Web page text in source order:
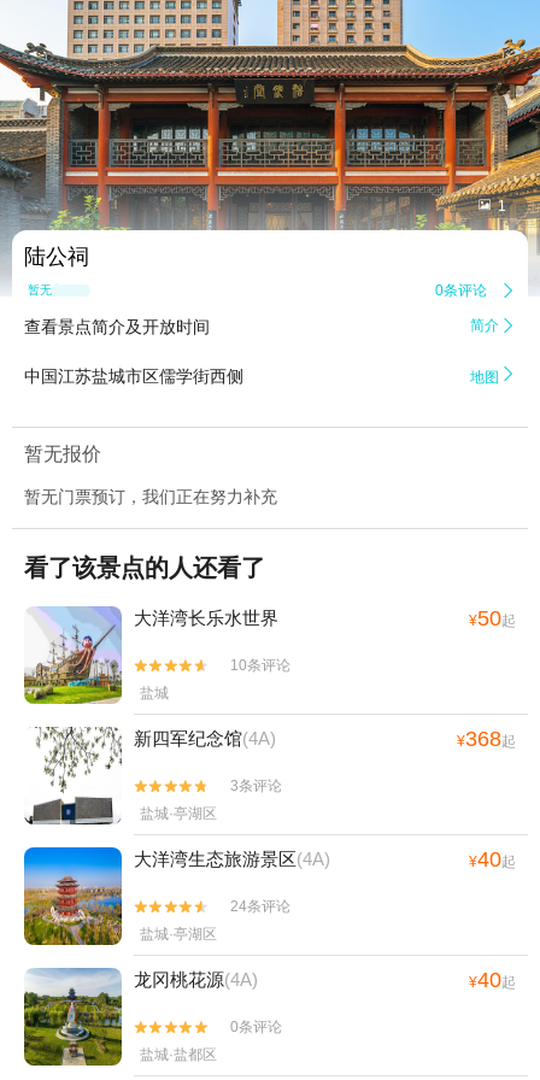
 1
陆公祠
暂无点评 0条评论 
查看景点简介及开放时间 简介 
中国江苏盐城市区儒学街西侧 地图 
暂无报价
暂无门票预订，我们正在努力补充
看了该景点的人还看了
大洋湾长乐水世界 ¥50起


10条评论
盐城
新四军纪念馆(4A) ¥368起


3条评论
盐城·亭湖区
大洋湾生态旅游景区(4A) ¥40起


24条评论
盐城·亭湖区
龙冈桃花源(4A) ¥40起


0条评论
盐城·盐都区